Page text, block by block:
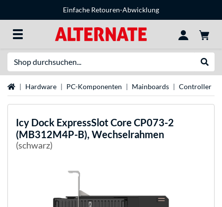
Einfache Retouren-Abwicklung
StartseiteHardware PC-Komponenten Mainboards Controller
Icy Dock ExpressSlot Core CP073-2
(MB312M4P-B), Wechselrahmen
(schwarz)